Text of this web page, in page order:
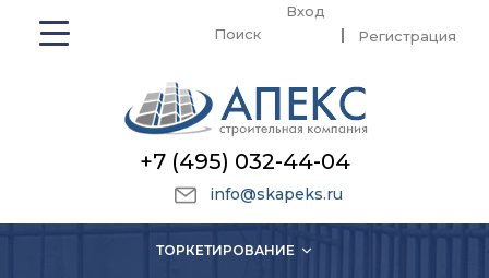
Поиск
Вход
Регистрация
+7 (495) 032-44-04
info@skapeks.ru
ТОРКЕТИРОВАНИЕ